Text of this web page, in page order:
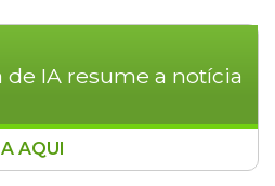
de IA resume a notícia
Federal suspendeu
AQUI